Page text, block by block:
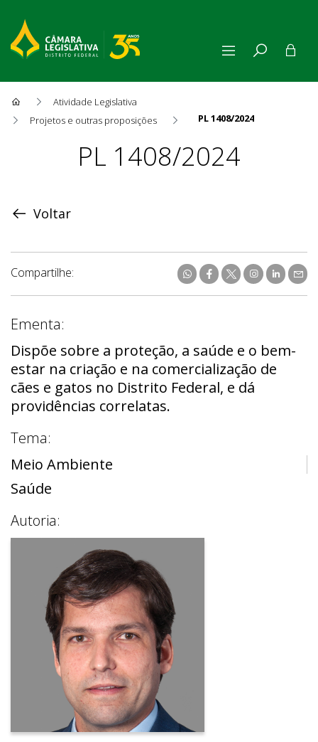
Atividade Legislativa
Projetos e outras proposições
PL 1408/2024
ProposiçãoPL 1408/2024
Voltar
Compartilhe:
Ementa:
Dispõe sobre a proteção, a saúde e o bem-
estar na criação e na comercialização de
cães e gatos no Distrito Federal, e dá
providências correlatas.
Tema:
Meio Ambiente
Saúde
Autoria: